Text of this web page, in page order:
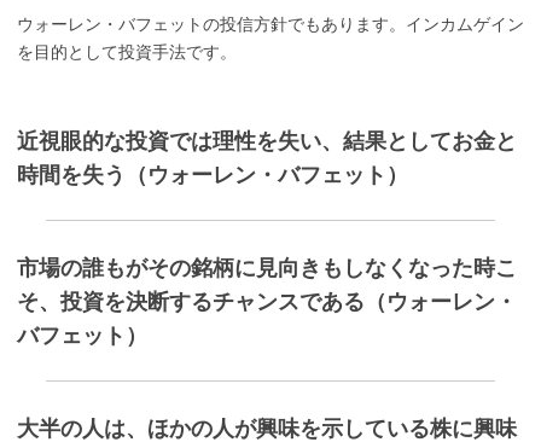
ウォーレン・バフェットの投信方針でもあります。インカムゲイン
を目的として投資手法です。
近視眼的な投資では理性を失い、結果としてお金と
時間を失う（ウォーレン・バフェット）
市場の誰もがその銘柄に見向きもしなくなった時こ
そ、投資を決断するチャンスである（ウォーレン・
バフェット）
大半の人は、ほかの人が興味を示している株に興味